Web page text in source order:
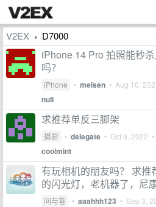
V2EX › D7000
iPhone 14 Pro 拍照能秒
吗？
iPhone • meisen • Aug 10,
nuII
求推荐单反三脚架
摄影 • delegate • Oct 9, 2022
coolmint
有玩相机的朋友吗？ 求推
的闪光灯，老机器了，尼
问与答 • aaahhh123 • Sep 3,